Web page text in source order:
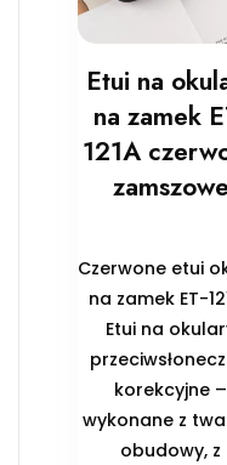
Etui na
na zamek
121A
zamszowe
Czerwone etui
na zamek ET-
Etui na
korekcyjne –
wykonane z
obudowy, z